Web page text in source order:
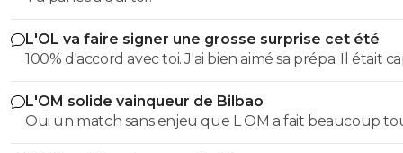
L'OL va faire signer une grosse surprise cet été
100% d'accord avec toi. J'ai bien aimé sa prépa. Il était
de mettre de l'impact physique, de la puissance. On a besoin
de Morton en pointe basse pour équilibrer l'équipe. Et
un profil plus créatif en 8, comme Merah... ou Natey !
L'OM solide vainqueur de Bilbao
Oui un match sans enjeu que L OM a fait beaucoup
a 2 -1 il a fait rentrer que des jeunes